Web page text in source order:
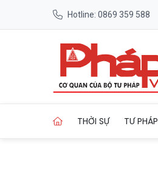
Hotline: 0869 359 588
THỜI SỰ TƯ PHÁP